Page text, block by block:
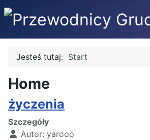
Jesteś tutaj: Start
Home
życzenia
Szczegóły
Autor: yarooo